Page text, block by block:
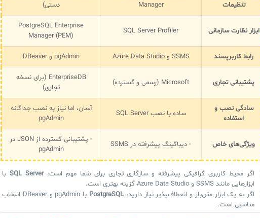
تنظیمات
Manager
دستی)
ابزار نظارت سازمانی SQL Server Profiler
PostgreSQL Enterprise
Manager (PEM)
رابط کاربرپسند SSMS و Azure Data Studio pgAdmin و DBeaver
پشتیبانی تجاری Microsoft (رسمی و گسترده)
EnterpriseDB (برای نسخه
تجاری)
سادگی نصب و
استفاده
ساده با نصب SQL Server
آسان، اما نیاز به نصب جداگانه
pgAdmin
ویژگی‌های خاص - دیباگینگ پیشرفته در SSMS
- پشتیبانی گسترده از JSON در
pgAdmin
اگر محیط کاربری گرافیکی پیشرفته و سازگاری تجاری برای شما مهم است،SQL Server با
ابزارهایی مانند SSMS و Azure Data Studio گزینه بهتری است.
اگر به یک ابزار متن‌باز و انعطاف‌پذیر نیاز دارید،PostgreSQL
با pgAdmin و DBeaver انتخاب
مناسبی است.